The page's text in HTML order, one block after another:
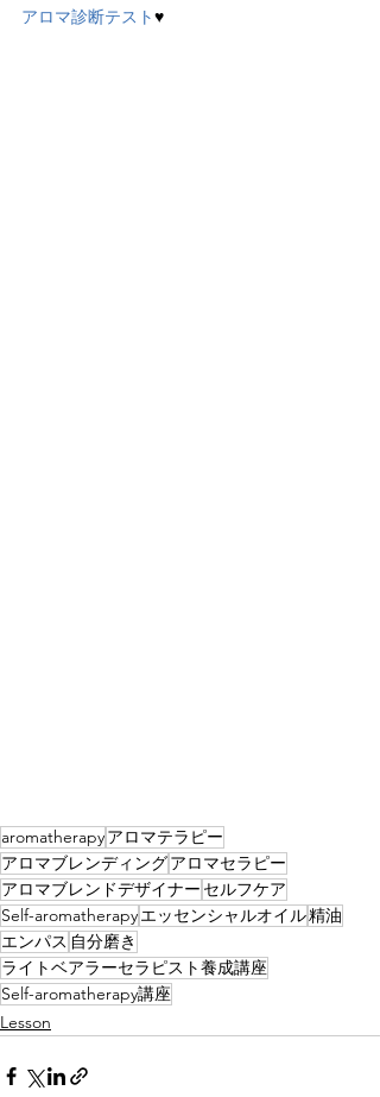
アロマ診断テスト♥
aromatherapyアロマテラピー
アロマブレンディングアロマセラピー
アロマブレンドデザイナー セルフケア
Self-aromatherapyエッセンシャルオイル精油
エンパス 自分磨き
ライトベアラーセラピスト養成講座
Self-aromatherapy講座
Lesson